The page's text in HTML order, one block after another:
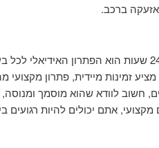
ברכב.
שירות פורץ רכבים ברמת השרון 24 שעות הוא הפתרון
זמינות מיידית, פתרון מקצועי
חשוב לוודא שהוא מוסמך ומנוסה,
אתם יכולים להיות